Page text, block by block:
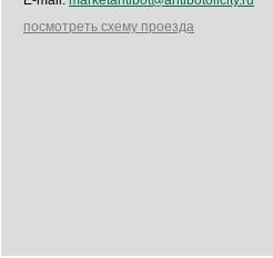
посмотреть схему проезда